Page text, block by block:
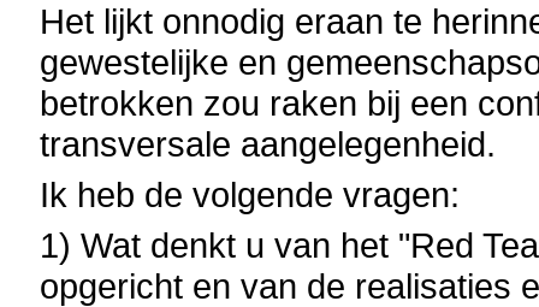
Het lijkt onnodig eraan te
gewestelijke en
betrokken zou raken bij een
transversale aangelegenheid.
Ik heb de volgende vragen:
1) Wat denkt u van het "Red
opgericht en van de realisaties